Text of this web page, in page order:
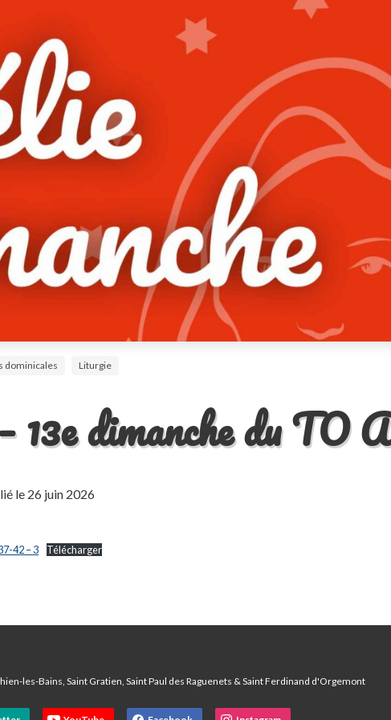
dominicales Liturgie
dimanche du TO A
le 26 juin 2026
42 – 3 Télécharger
les-Bains, Saint Gratien, Saint Paul des Raguenets & Saint Ferdinand d'Orgemont